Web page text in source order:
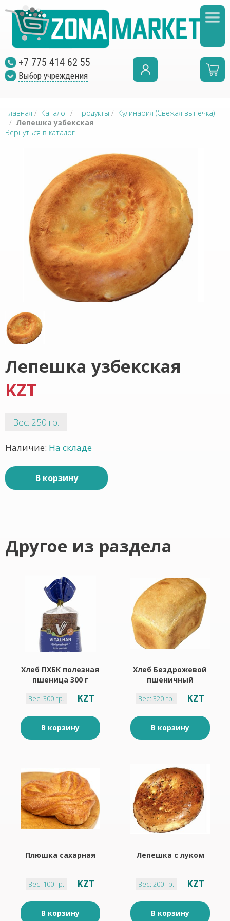
+7 775 414 62 55
Выбор учреждения
Главная / Каталог / Продукты / Кулинария (Свежая выпечка)
/ Лепешка узбекская
Вернуться в каталог
Лепешка узбекская
KZT
Вес: 250 гр.
Наличие: На складе
В корзину
Другое из раздела
Хлеб ПХБК полезная
пшеница 300 г
Вес: 300 гр. KZT
В корзину
Хлеб Бездрожевой
пшеничный
Вес: 320 гр. KZT
В корзину
Плюшка сахарная
Вес: 100 гр. KZT
В корзину
Лепешка с луком
Вес: 200 гр. KZT
В корзину